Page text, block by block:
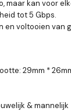
maar kan voor
tot 5 Gbps.
en voltooien
29mm *
& mannelijk